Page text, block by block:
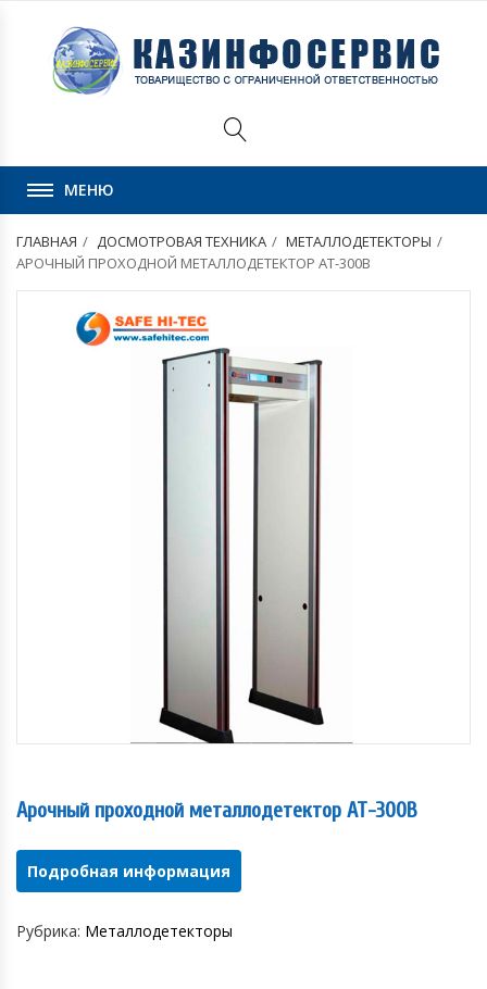
МЕНЮ
ГЛАВНАЯ ДОСМОТРОВАЯ ТЕХНИКА
МЕТАЛЛОДЕТЕКТОРЫ
АРОЧНЫЙ ПРОХОДНОЙ МЕТАЛЛОДЕТЕКТОР АТ-300В
Арочный проходной металлодетектор АТ-300В
Подробная информация
Рубрика: Металлодетекторы